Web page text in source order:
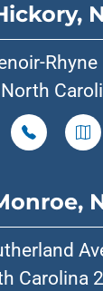
Rhyne
Carolina